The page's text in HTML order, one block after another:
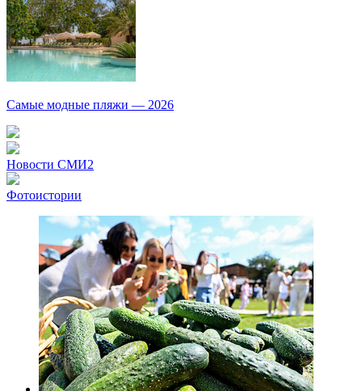
Самые модные пляжи — 2026
Новости СМИ2
Фотоистории